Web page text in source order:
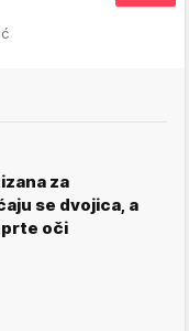
za
se dvojica, a
oči